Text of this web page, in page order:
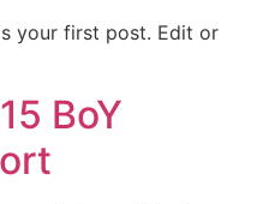
your first post. Edit or
BoY